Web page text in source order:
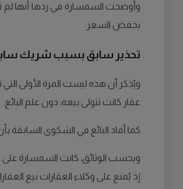
وأوضحت السمسارة في ردها أنها لم
بخفض السعر.
تحذير سابق بسبب شريك
ويُذكر أن هذه ليست المرة الأولى
عقار كانت تتولى بيعه، دون علم البائع.
كما أفاد البائع في الشكوى السابقة
إذ يُمنع على وكلاء العقارات بيع